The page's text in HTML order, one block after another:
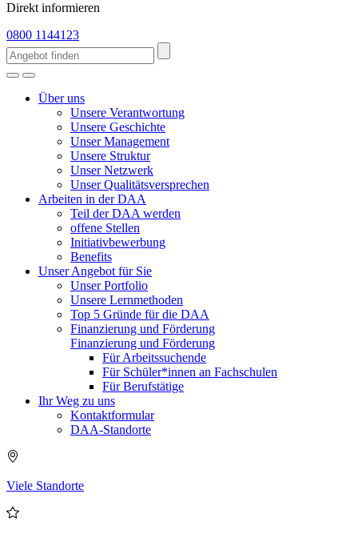
Direkt informieren
0800 1144123
Über uns
Unsere Verantwortung
Unsere Geschichte
Unser Management
Unsere Struktur
Unser Netzwerk
Unser Qualitätsversprechen
Arbeiten in der DAA
Teil der DAA werden
offene Stellen
Initiativbewerbung
Benefits
Unser Angebot für Sie
Unser Portfolio
Unsere Lernmethoden
Top 5 Gründe für die DAA
Finanzierung und Förderung
Finanzierung und Förderung
Für Arbeitssuchende
Für Schüler*innen an Fachschulen
Für Berufstätige
Ihr Weg zu uns
Kontaktformular
DAA-Standorte
Viele Standorte